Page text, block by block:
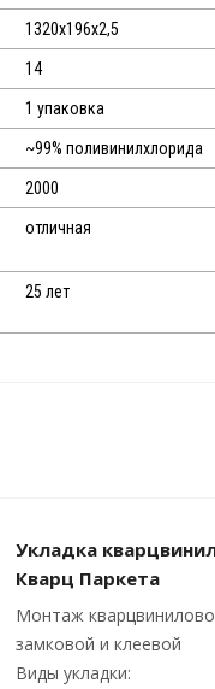
1320x196x2,5
14
1 упаковка
~99% поливинилхлорида
2000
отличная
25 лет
Укладка
Кварц Паркета
Монтаж
замковой и клеевой
Виды укладки: